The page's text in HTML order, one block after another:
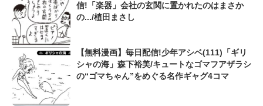
信!「楽器」会社の玄関に置かれたのはまさか
の.../植田まさし
【無料漫画】毎日配信!少年アシベ(111)「ギリ
シャの海」森下裕美/キュートなゴマフアザラシ
の“ゴマちゃん”をめぐる名作ギャグ4コマ